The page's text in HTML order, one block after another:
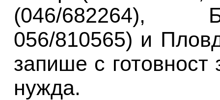
(046/682264),
056/810565) и
запише с
нужда.